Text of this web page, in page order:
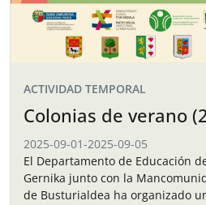
ACTIVIDAD TEMPORAL
Colonias de verano
2025-09-01-2025-09-05
El Departamento de Educación
Gernika junto con la
de Busturialdea ha organizado